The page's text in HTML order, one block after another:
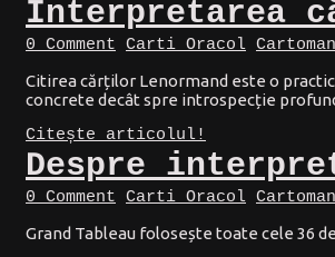
Interpretarea
0 Comment Carti Oracol
Citirea cărților Lenormand este o
concrete decât spre introspecție
Citește articolul!
Despre
0 Comment Carti Oracol
Grand Tableau folosește toate cele 36